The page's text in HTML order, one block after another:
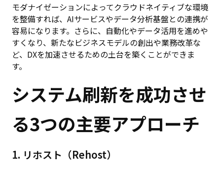
モダナイゼーションによってクラウドネイティブな環境
を整備すれば、AIサービスやデータ分析基盤との連携が
容易になります。さらに、自動化やデータ活用を進めや
すくなり、新たなビジネスモデルの創出や業務改革な
ど、DXを加速させるための土台を築くことができま
す。
システム刷新を成功させ
る3つの主要アプローチ
1. リホスト（Rehost）